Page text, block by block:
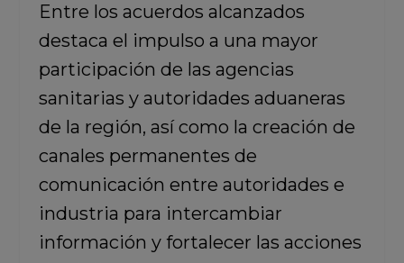
Entre los acuerdos alcanzados
destaca el impulso a una mayor
participación de las agencias
sanitarias y autoridades aduaneras
de la región, así como la creación de
canales permanentes de
comunicación entre autoridades e
industria para intercambiar
información y fortalecer las acciones